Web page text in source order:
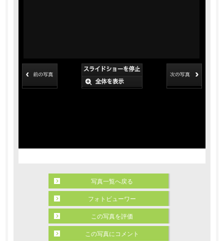
写真一覧へ戻る
フォトビューワー
この写真を評価
この写真にコメント